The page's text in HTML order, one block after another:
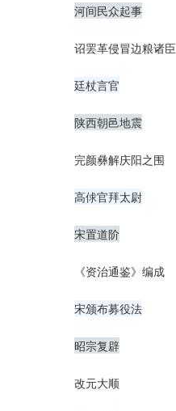
河间民众起事
诏罢革侵冒边粮诸臣
廷杖言官
陕西朝邑地震
完颜彝解庆阳之围
高俅官拜太尉
宋置道阶
《资治通鉴》编成
宋颁布募役法
昭宗复辟
改元大顺